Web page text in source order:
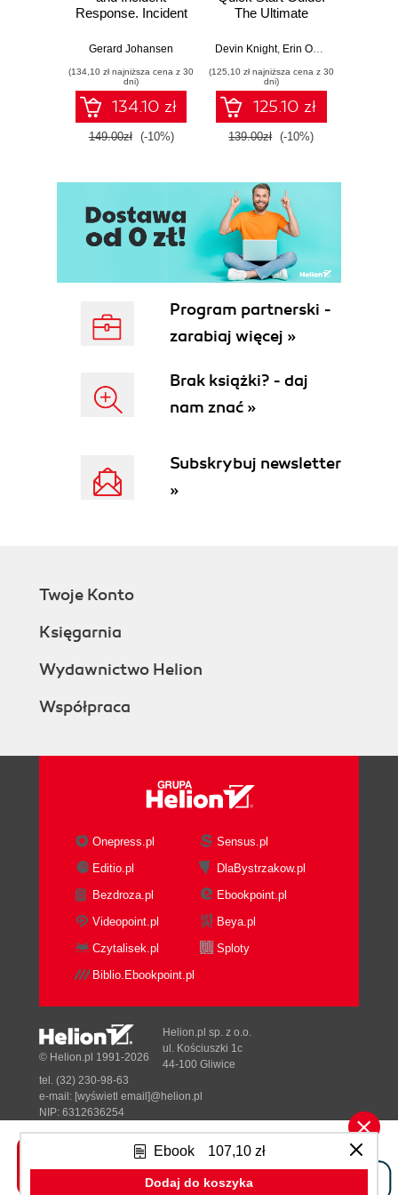
Response. Incident
and techniques for
threat response -
Fourth Edition
Gerard Johansen
(134,10 zł najniższa cena z 30
dni)
134.10 zł
149.00zł (-10%)
The Ultimate
to Power BI, Data
Tools, and
Microsoft Fabric -
Fourth Edition
Devin Knight, Erin Ostrowsky
(125,10 zł najniższa cena z 30
dni)
125.10 zł
139.00zł (-10%)
Ebook 107,10 zł
Dodaj do koszyka
Program partnerski -
zarabiaj więcej »
Brak książki? - daj
nam znać »
Subskrybuj newsletter
»
Twoje Konto
Księgarnia
Wydawnictwo Helion
Współpraca
Onepress.pl
Sensus.pl
Editio.pl
DlaBystrzakow.pl
Bezdroza.pl
Ebookpoint.pl
Videopoint.pl
Beya.pl
Czytalisek.pl
Sploty
Biblio.Ebookpoint.pl
Tonik.pl
© Helion.pl 1991-2026
Helion.pl sp. z o.o.
ul. Kościuszki 1c
44-100 Gliwice
tel. (32) 230-98-63
e-mail: [wyświetl email]@helion.pl
NIP: 6312636254